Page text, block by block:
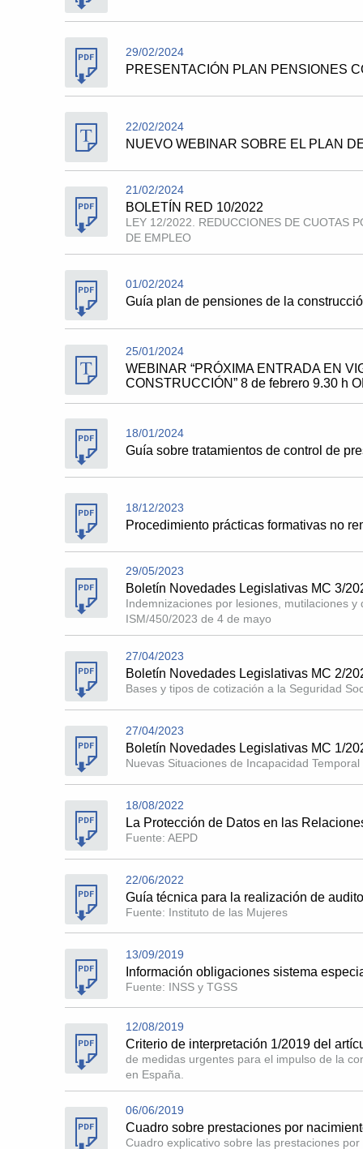
29/02/2024
PRESENTACIÓN PLAN PENSIONES
22/02/2024
NUEVO WEBINAR SOBRE EL PLAN
21/02/2024
BOLETÍN RED 10/2022
LEY 12/2022. REDUCCIONES DE CUOTAS
DE EMPLEO
01/02/2024
Guía plan de pensiones de la
25/01/2024
WEBINAR “PRÓXIMA ENTRADA EN
CONSTRUCCIÓN” 8 de febrero 9.30 h
18/01/2024
Guía sobre tratamientos de control de
18/12/2023
Procedimiento prácticas formativas no
29/05/2023
Boletín Novedades Legislativas MC 3/
Indemnizaciones por lesiones, mutilaciones
ISM/450/2023 de 4 de mayo
27/04/2023
Boletín Novedades Legislativas MC 2/
Bases y tipos de cotización a la Seguridad
27/04/2023
Boletín Novedades Legislativas MC 1/
Nuevas Situaciones de Incapacidad
18/08/2022
La Protección de Datos en las
Fuente: AEPD
22/06/2022
Guía técnica para la realización de
Fuente: Instituto de las Mujeres
13/09/2019
Información obligaciones sistema
Fuente: INSS y TGSS
12/08/2019
Criterio de interpretación 1/2019 del
de medidas urgentes para el impulso de la
en España.
06/06/2019
Cuadro sobre prestaciones por
Cuadro explicativo sobre las prestaciones